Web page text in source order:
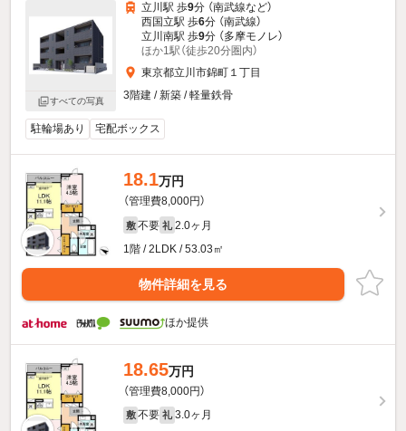
すべての写真
立川駅 歩9分 （南武線など）
西国立駅 歩6分 （南武線）
立川南駅 歩9分 （多摩モノレ）
ほか1駅（徒歩20分圏内）
東京都立川市錦町１丁目
3階建 / 新築 / 軽量鉄骨
駐輪場あり 宅配ボックス
18.1万円
（管理費8,000円）
敷 不要 礼 2.0ヶ月
1階 / 2LDK / 53.03㎡
物件詳細を見る
ほか提供
18.65万円
（管理費8,000円）
敷 不要 礼 3.0ヶ月